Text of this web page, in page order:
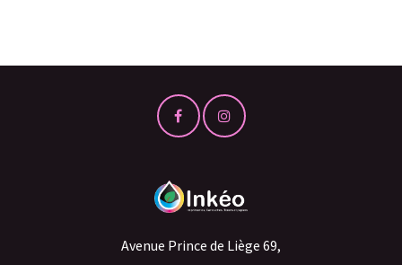
Avenue Prince de Liège 69,